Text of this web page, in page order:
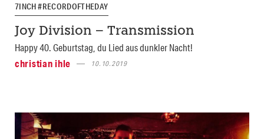
7INCH #RECORDOFTHEDAY
Joy Division – Transmission
Happy 40. Geburtstag, du Lied aus dunkler Nacht!
christian ihle
10.10.2019